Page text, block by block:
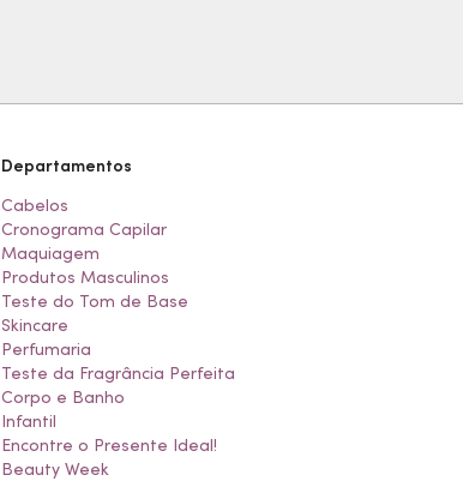
Departamentos
Cabelos
Cronograma Capilar
Maquiagem
Produtos Masculinos
Teste do Tom de Base
Skincare
Perfumaria
Teste da Fragrância Perfeita
Corpo e Banho
Infantil
Encontre o Presente Ideal!
Beauty Week